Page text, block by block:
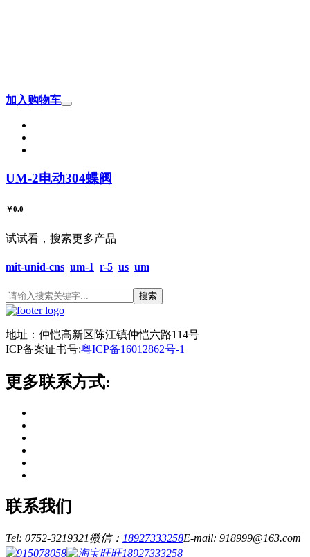
加入购物车
UM-2电动304蝶阀
￥0.0
试试看，搜索更多产品
mit-unid-cns um-1 r-5 us um
搜索
地址：仲恺高新区陈江镇仲恺六路114号
ICP备案证书号:粤ICP备16012862号-1
更多联系方式:
联系我们
Tel: 0752-3219321微信： 18927333258E-mail: 918999@163.com
915078058
18927333258